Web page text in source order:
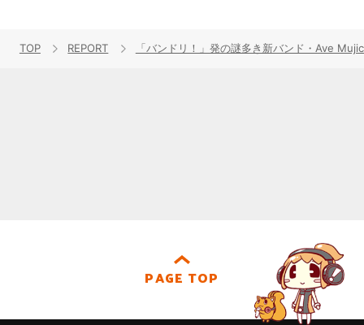
TOP REPORT 「バンドリ！」発の謎多き新バンド・Ave
PAGE TOP